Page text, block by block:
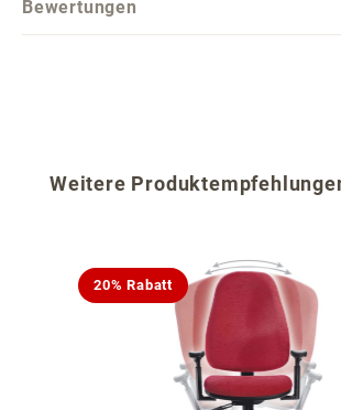
Bewertungen
Produktgalerie überspringen
Weitere
20% Rabatt